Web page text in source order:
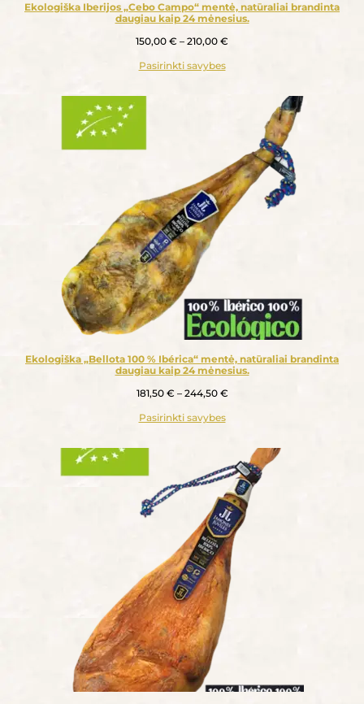
Ekologiška Iberijos „Cebo Campo“ mentė, natūraliai brandinta
daugiau kaip 24 mėnesius.
150,00 € – 210,00 €
Pasirinkti savybes
Ekologiška „Bellota 100 % Ibérica“ mentė, natūraliai brandinta
daugiau kaip 24 mėnesius.
181,50 € – 244,50 €
Pasirinkti savybes